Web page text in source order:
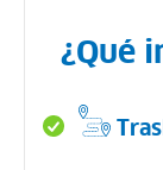
¿Qué